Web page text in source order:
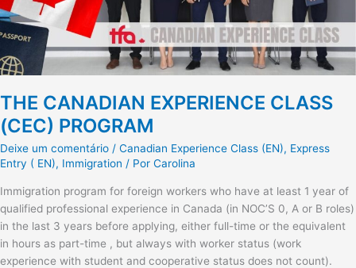
THE CANADIAN EXPERIENCE CLASS
(CEC) PROGRAM
Deixe um comentário / Canadian Experience Class (EN), Express
Entry ( EN), Immigration / Por Carolina
Immigration program for foreign workers who have at least 1 year of
qualified professional experience in Canada (in NOC’S 0, A or B roles)
in the last 3 years before applying, either full-time or the equivalent
in hours as part-time , but always with worker status (work
experience with student and cooperative status does not count).